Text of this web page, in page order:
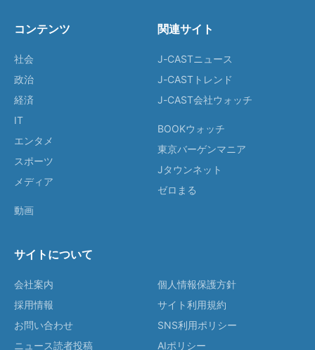
コンテンツ
社会
政治
経済
IT
エンタメ
スポーツ
メディア
動画
関連サイト
J-CASTニュース
J-CASTトレンド
J-CAST会社ウォッチ
BOOKウォッチ
東京バーゲンマニア
Jタウンネット
ゼロまる
サイトについて
会社案内
採用情報
お問い合わせ
ニュース読者投稿
個人情報保護方針
サイト利用規約
SNS利用ポリシー
AIポリシー